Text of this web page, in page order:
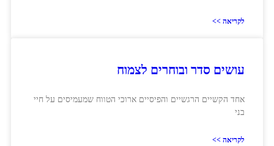
לקריאה >>
עושים סדר ובוחרים לצמוח
אחד הקשיים הרגשיים והפיסיים ארוכי הטווח שמעמיסים על חיי
בני
לקריאה >>